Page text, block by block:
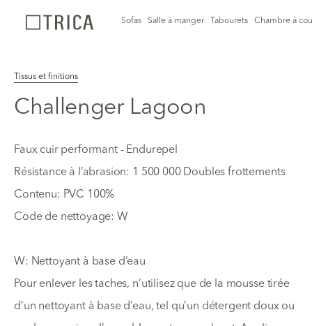
Sofas Salle à manger Tabourets Chambre à
Tissus et finitions
Challenger Lagoon
Faux cuir performant - Endurepel
Résistance à l’abrasion: 1 500 000 Doubles frottements
Contenu: PVC 100%
Code de nettoyage: W
W: Nettoyant à base d’eau
Pour enlever les taches, n’utilisez que de la mousse tirée
d’un nettoyant à base d’eau, tel qu’un détergent doux ou